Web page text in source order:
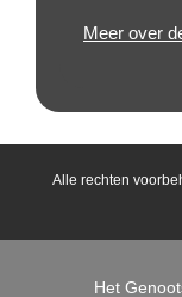
Meer over
Het
Alle rechten